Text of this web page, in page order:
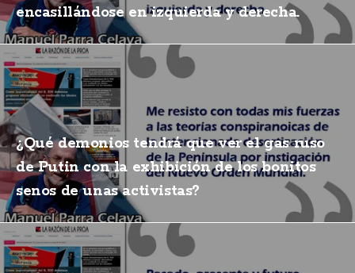
encasillándose en izquierda y derecha.
¿Qué demonios tendrá que ver el gas ruso
de Putin con la exhibición de los bonitos
senos de unas activistas?